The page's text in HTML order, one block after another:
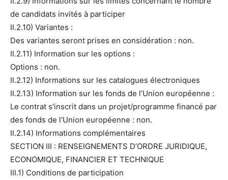
de candidats invités à participer
II.2.10) Variantes :
Des variantes seront prises en considération : non.
II.2.11) Information sur les options :
Options : non.
II.2.12) Informations sur les catalogues électroniques
II.2.13) Information sur les fonds de l’Union européenne :
Le contrat s’inscrit dans un projet/programme financé par
des fonds de l’Union européenne : non.
II.2.14) Informations complémentaires
SECTION III : RENSEIGNEMENTS D’ORDRE JURIDIQUE,
ECONOMIQUE, FINANCIER ET TECHNIQUE
III.1) Conditions de participation